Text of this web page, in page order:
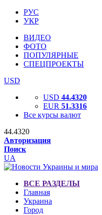
РУС
УКР
ВИДЕО
ФОТО
ПОПУЛЯРНЫЕ
СПЕЦПРОЕКТЫ
USD
USD 44.4320
EUR 51.3316
Все курсы валют
44.4320
Авторизация
Поиск
UA
ВСЕ РАЗДЕЛЫ
Главная
Украина
Город